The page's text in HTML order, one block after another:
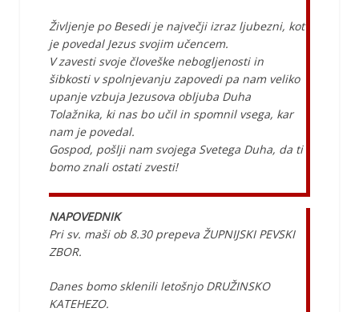
Življenje po Besedi je največji izraz ljubezni, kot
je povedal Jezus svojim učencem.
V zavesti svoje človeške nebogljenosti in
šibkosti v spolnjevanju zapovedi pa nam veliko
upanje vzbuja Jezusova obljuba Duha
Tolažnika, ki nas bo učil in spomnil vsega, kar
nam je povedal.
Gospod, pošlji nam svojega Svetega Duha, da ti
bomo znali ostati zvesti!
NAPOVEDNIK
Pri sv. maši ob 8.30 prepeva ŽUPNIJSKI PEVSKI
ZBOR.
Danes bomo sklenili letošnjo DRUŽINSKO
KATEHEZO.